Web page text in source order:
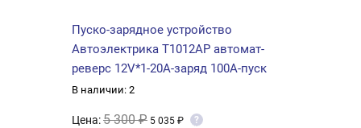
Пуско-зарядное устройство
Автоэлектрика Т1012AP автомат-
реверс 12V*1-20A-заряд 100А-пуск
В наличии: 2
Цена:5 300 ₽ 5 035 ₽ ?